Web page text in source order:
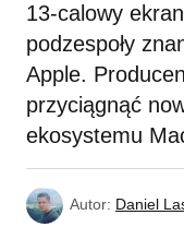
13-calowy
podzespoły
Apple.
przyciągnąć
ekosystemu
Autor: Daniel